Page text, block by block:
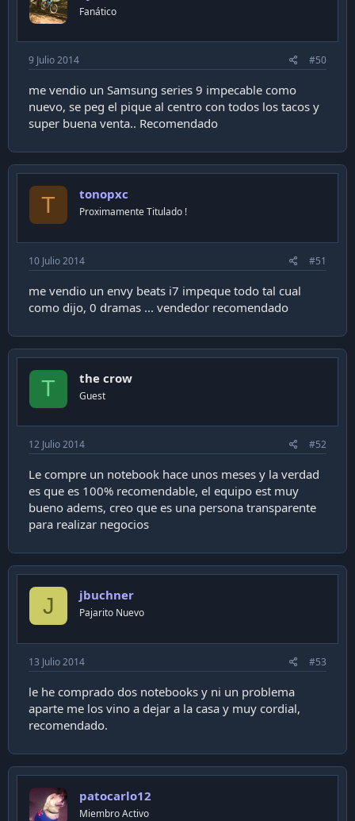
Fanático
9 Julio 2014 #50
me vendio un Samsung series 9 impecable como
nuevo, se peg el pique al centro con todos los tacos y
super buena venta.. Recomendado
T tonopxc
Proximamente Titulado !
10 Julio 2014 #51
me vendio un envy beats i7 impeque todo tal cual
como dijo, 0 dramas ... vendedor recomendado
T the crow
Guest
12 Julio 2014 #52
Le compre un notebook hace unos meses y la verdad
es que es 100% recomendable, el equipo est muy
bueno adems, creo que es una persona transparente
para realizar negocios
J jbuchner
Pajarito Nuevo
13 Julio 2014 #53
le he comprado dos notebooks y ni un problema
aparte me los vino a dejar a la casa y muy cordial,
recomendado.
patocarlo12
Miembro Activo